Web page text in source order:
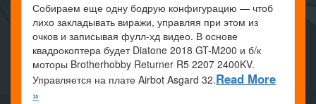
Собираем еще одну бодрую конфигурацию — чтоб
лихо закладывать виражи, управляя при этом из
очков и записывая фулл-хд видео. В основе
квадрокоптера будет Diatone 2018 GT-M200 и б/к
моторы Brotherhobby Returner R5 2207 2400KV.
Управляется на плате Airbot Asgard 32.Read More
»